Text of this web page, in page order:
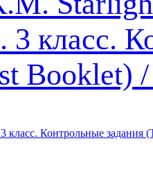
класс. Контрольные